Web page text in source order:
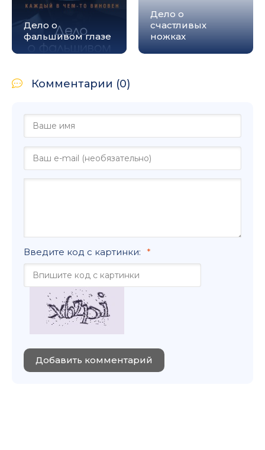
Дело о
фальшивом глазе
Дело о
счастливых
ножках
Комментарии (0)
Введите код с картинки:
Добавить комментарий